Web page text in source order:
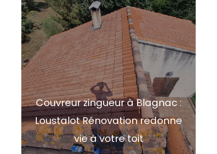
Couvreur zingueur à Blagnac :
Loustalot Rénovation redonne
vie à votre toit